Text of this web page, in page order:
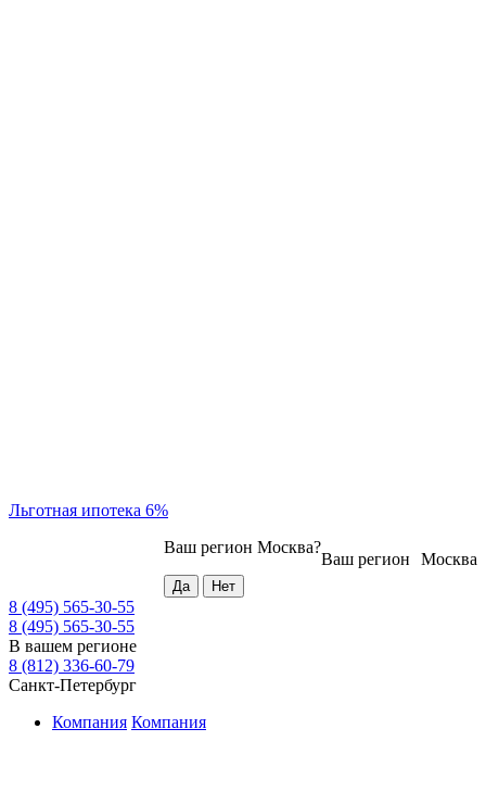
Льготная ипотека 6%
Москва
Ваш регион
Ваш регион Москва?
8 (495) 565-30-55
8 (495) 565-30-55
В вашем регионе
8 (812) 336-60-79
Санкт-Петербург
Компания Компания